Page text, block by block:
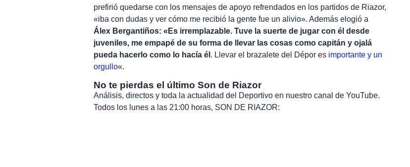
prefirió quedarse con los mensajes de apoyo refrendados en los partidos de Riazor,
«iba con dudas y ver cómo me recibió la gente fue un alivio». Además elogió a
Álex Bergantiños: «Es irremplazable. Tuve la suerte de jugar con él desde
juveniles, me empapé de su forma de llevar las cosas como capitán y ojalá
pueda hacerlo como lo hacía él . Llevar el brazalete del Dépor es importante y un
orgullo«.
No te pierdas el último Son de Riazor
Análisis, directos y toda la actualidad del Deportivo en nuestro canal de YouTube.
Todos los lunes a las 21:00 horas, SON DE RIAZOR: